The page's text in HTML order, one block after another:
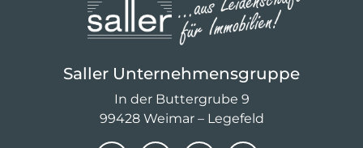
Saller Unternehmensgruppe
In der Buttergrube 9
99428 Weimar – Legefeld